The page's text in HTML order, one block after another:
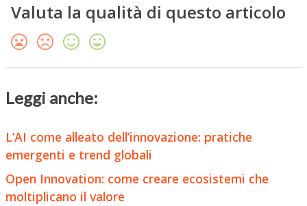
Valuta la qualità di questo articolo
Leggi anche:
L’AI come alleato dell’innovazione: pratiche
emergenti e trend globali
Open Innovation: come creare ecosistemi che
moltiplicano il valore